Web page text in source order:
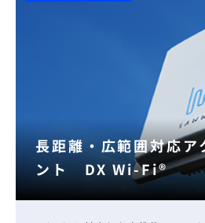
長距離・広範囲対応ア
ント DX Wi-Fi®